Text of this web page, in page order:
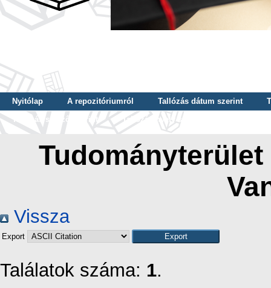
Nyitólap A repozitóriumról Tallózás dátum szerint
Tallózás szerző szerint
Tallózás nyelv szerint
Vissza
Export
Találatok száma: 1.